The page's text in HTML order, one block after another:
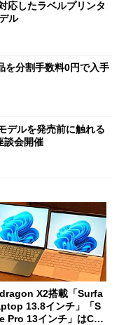
応したラベルプリンタ
ル
を分割手数料0円で入手
デルを発売前に触れる
談会開催
X2搭載「Surfa
13.8インチ」「S
Pro 13インチ」はCop